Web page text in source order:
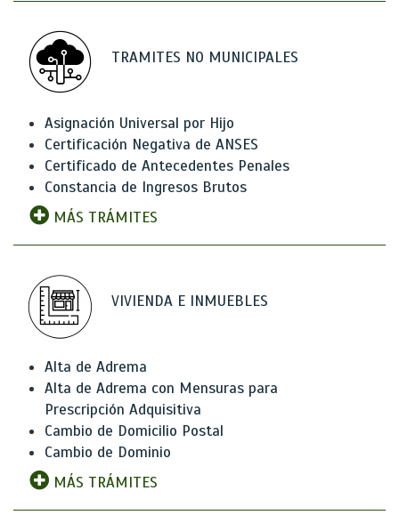
TRAMITES NO MUNICIPALES
Asignación Universal por Hijo
Certificación Negativa de ANSES
Certificado de Antecedentes Penales
Constancia de Ingresos Brutos
MÁS TRÁMITES
VIVIENDA E INMUEBLES
Alta de Adrema
Alta de Adrema con Mensuras para
Prescripción Adquisitiva
Cambio de Domicilio Postal
Cambio de Dominio
MÁS TRÁMITES